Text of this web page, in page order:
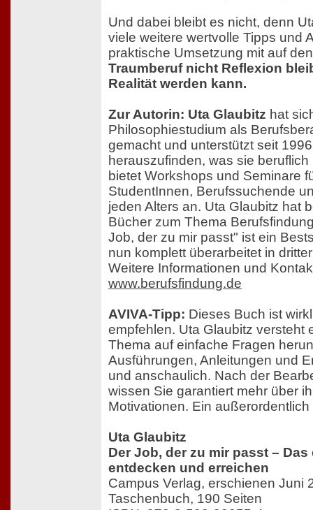
Und dabei bleibt es nicht, denn
viele weitere wertvolle Tipps und
praktische Umsetzung mit auf
Traumberuf nicht Reflexion
Realität werden kann.
Zur Autorin: Uta Glaubitz hat
Philosophiestudium als
gemacht und unterstützt seit
herauszufinden, was sie
bietet Workshops und Seminare
StudentInnen, Berufssuchende
jeden Alters an. Uta Glaubitz hat
Bücher zum Thema
Job, der zu mir passt" ist ein
nun komplett überarbeitet in
Weitere Informationen und
www.berufsfindung.de
AVIVA-Tipp: Dieses Buch ist
empfehlen. Uta Glaubitz versteht
Thema auf einfache Fragen
Ausführungen, Anleitungen und
und anschaulich. Nach der
wissen Sie garantiert mehr über
Motivationen. Ein
Uta Glaubitz
Der Job, der zu mir passt –
entdecken und erreichen
Campus Verlag, erschienen Juni
Taschenbuch, 190 Seiten